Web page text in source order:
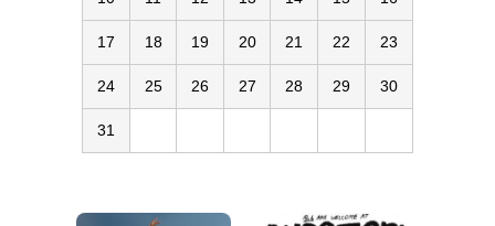
17 18 19 20 21 22 23
24 25 26 27 28 29 30
31